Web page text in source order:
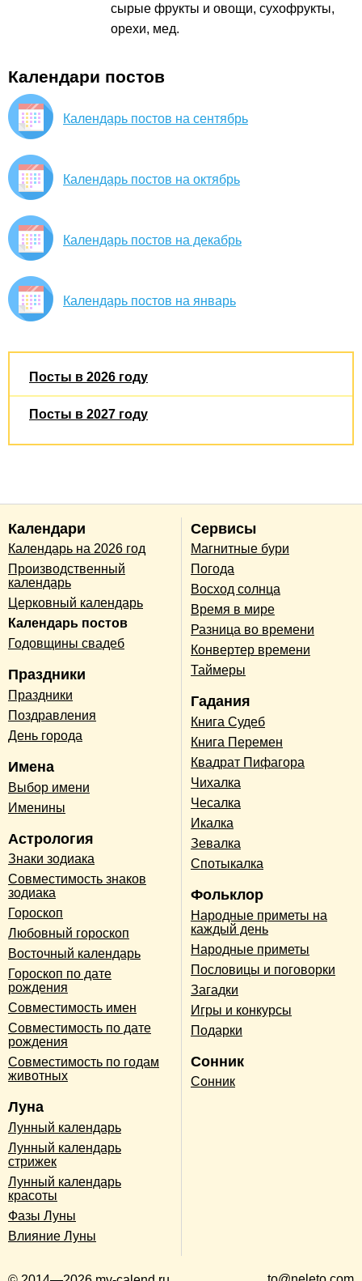
сырые фрукты и овощи, сухофрукты,
орехи, мед.
Календари постов
Календарь постов на сентябрь
Календарь постов на октябрь
Календарь постов на декабрь
Календарь постов на январь
Посты в 2026 году
Посты в 2027 году
Календари
Календарь на 2026 год
Производственный
календарь
Церковный календарь
Календарь постов
Годовщины свадеб
Праздники
Праздники
Поздравления
День города
Имена
Выбор имени
Именины
Астрология
Знаки зодиака
Совместимость знаков
зодиака
Гороскоп
Любовный гороскоп
Восточный календарь
Гороскоп по дате
рождения
Совместимость имен
Совместимость по дате
рождения
Совместимость по годам
животных
Луна
Лунный календарь
Лунный календарь
стрижек
Лунный календарь
красоты
Фазы Луны
Влияние Луны
Сервисы
Магнитные бури
Погода
Восход солнца
Время в мире
Разница во времени
Конвертер времени
Таймеры
Гадания
Книга Судеб
Книга Перемен
Квадрат Пифагора
Чихалка
Чесалка
Икалка
Зевалка
Спотыкалка
Фольклор
Народные приметы на
каждый день
Народные приметы
Пословицы и поговорки
Загадки
Игры и конкурсы
Подарки
Сонник
Сонник